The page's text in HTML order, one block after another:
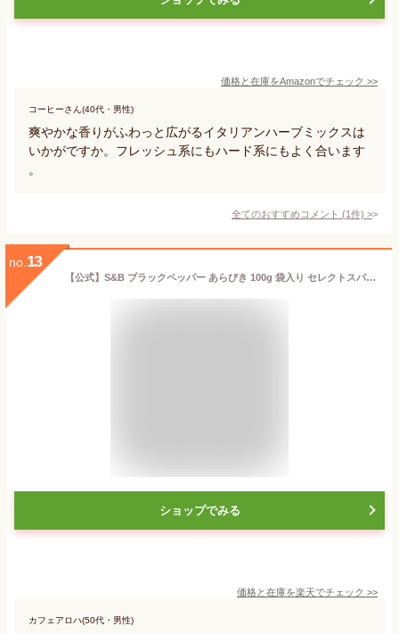
価格と在庫をAmazonでチェック >>
コーヒーさん(40代・男性)
爽やかな香りがふわっと広がるイタリアンハーブミックスは
いかがですか。フレッシュ系にもハード系にもよく合います
。
全てのおすすめコメント (1件) >
no. 13
【公式】S&B ブラックペッパー あらびき 100g 袋入り セレクトスパイス 業務用 エスビー食品 公式 スパイス ハーブ コショー こしょう 黒胡椒 黒コショー 黒コショウ sb SB 粗挽き SB食品
ショップでみる
価格と在庫を楽天でチェック >>
カフェアロハ(50代・男性)